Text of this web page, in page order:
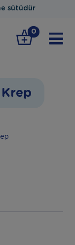
sütüdür
0
Krep